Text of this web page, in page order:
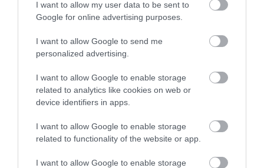
I want to allow my user data to be sent to
Google for online advertising purposes.
I want to allow Google to send me
personalized advertising.
I want to allow Google to enable storage
related to analytics like cookies on web or
device identifiers in apps.
I want to allow Google to enable storage
related to functionality of the website or app.
I want to allow Google to enable storage